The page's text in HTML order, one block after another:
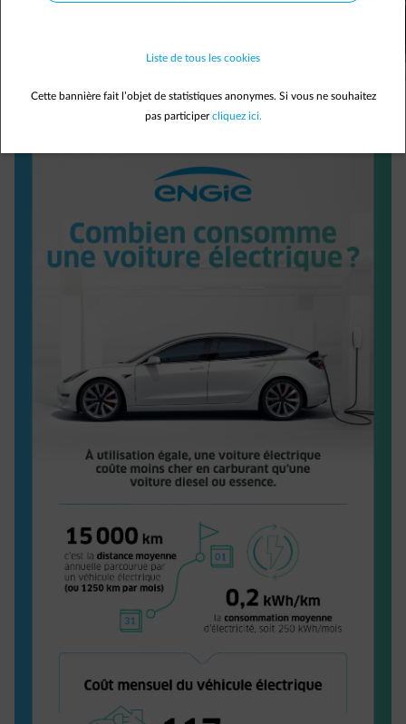
Liste de tous les cookies
Cette bannière fait l’objet de statistiques anonymes. Si vous ne souhaitez
pas participercliquez ici.